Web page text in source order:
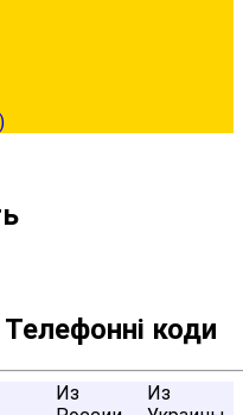
)
коди
Из
Из